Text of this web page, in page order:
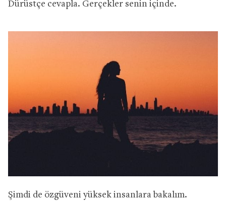
Dürüstçe cevapla. Gerçekler senin içinde.
Şimdi de özgüveni yüksek insanlara bakalım.